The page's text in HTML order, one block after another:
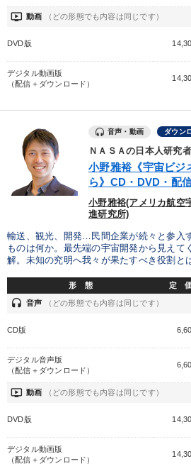
ondemand_video 動画 （どの形態でも内容は同じです）
DVD版
デジタル動画版
（配信＋ダウンロード）
音声・動画 ダウン
ＮＡＳＡの日本人研究
小野雅裕《宇宙ビジ
ら》CD・DVD・配
小野雅裕(アメリカ航空
進研究所)
輸送、観光、開発…民間企業が続々と参入
ものは何か。最先端の宇宙開発から見えて
解。未知の究明へ我々が果たすべき役割と
形 態 定
headset 音声 （どの形態でも内容は同じです）
CD版
デジタル音声版
（配信＋ダウンロード）
ondemand_video 動画 （どの形態でも内容は同じです）
DVD版
デジタル動画版
（配信＋ダウンロード）